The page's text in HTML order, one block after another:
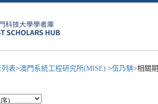
表>澳門系統工程研究所(MISE) >伍乃騏>相關